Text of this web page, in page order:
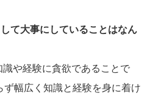
て大事にしていることはなん
や経験に貪欲であることで
幅広く知識と経験を身に着け